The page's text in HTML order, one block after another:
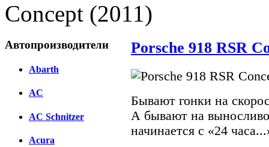
Concept (2011)
Автопроизводители
Abarth
AC
AC Schnitzer
Acura
Porsche 918 RSR
Бывают гонки на
А бывают на
начинается с «24